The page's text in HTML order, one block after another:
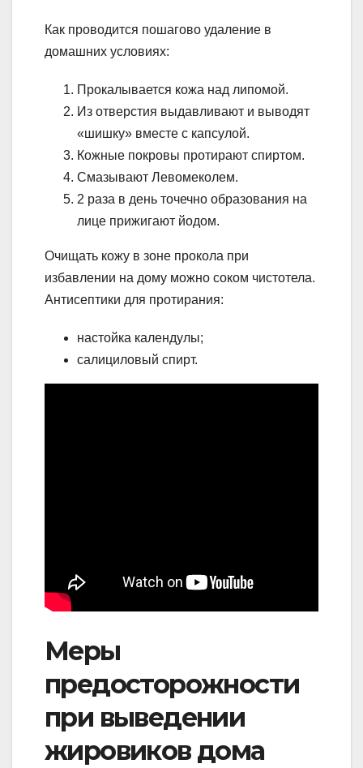
Как проводится пошагово удаление в
домашних условиях:
Прокалывается кожа над липомой.
Из отверстия выдавливают и выводят
«шишку» вместе с капсулой.
Кожные покровы протирают спиртом.
Смазывают Левомеколем.
2 раза в день точечно образования на
лице прижигают йодом.
Очищать кожу в зоне прокола при
избавлении на дому можно соком чистотела.
Антисептики для протирания:
настойка календулы;
салициловый спирт.
Меры
предосторожности
при выведении
жировиков дома